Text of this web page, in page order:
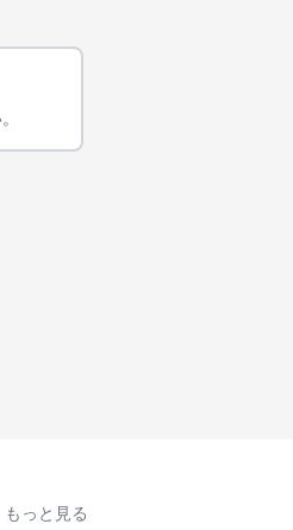
もっと見る